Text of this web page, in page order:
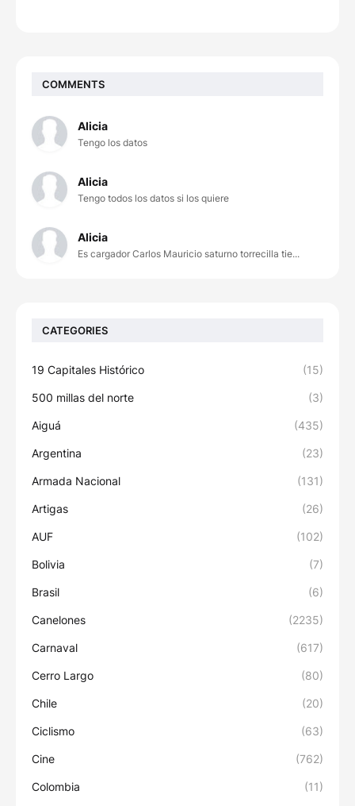
COMMENTS
Alicia
Tengo los datos
Alicia
Tengo todos los datos si los quiere
Alicia
Es cargador Carlos Mauricio saturno torrecilla tie...
CATEGORIES
19 Capitales Histórico (15)
500 millas del norte (3)
Aiguá (435)
Argentina (23)
Armada Nacional (131)
Artigas (26)
AUF (102)
Bolivia (7)
Brasil (6)
Canelones (2235)
Carnaval (617)
Cerro Largo (80)
Chile (20)
Ciclismo (63)
Cine (762)
Colombia (11)